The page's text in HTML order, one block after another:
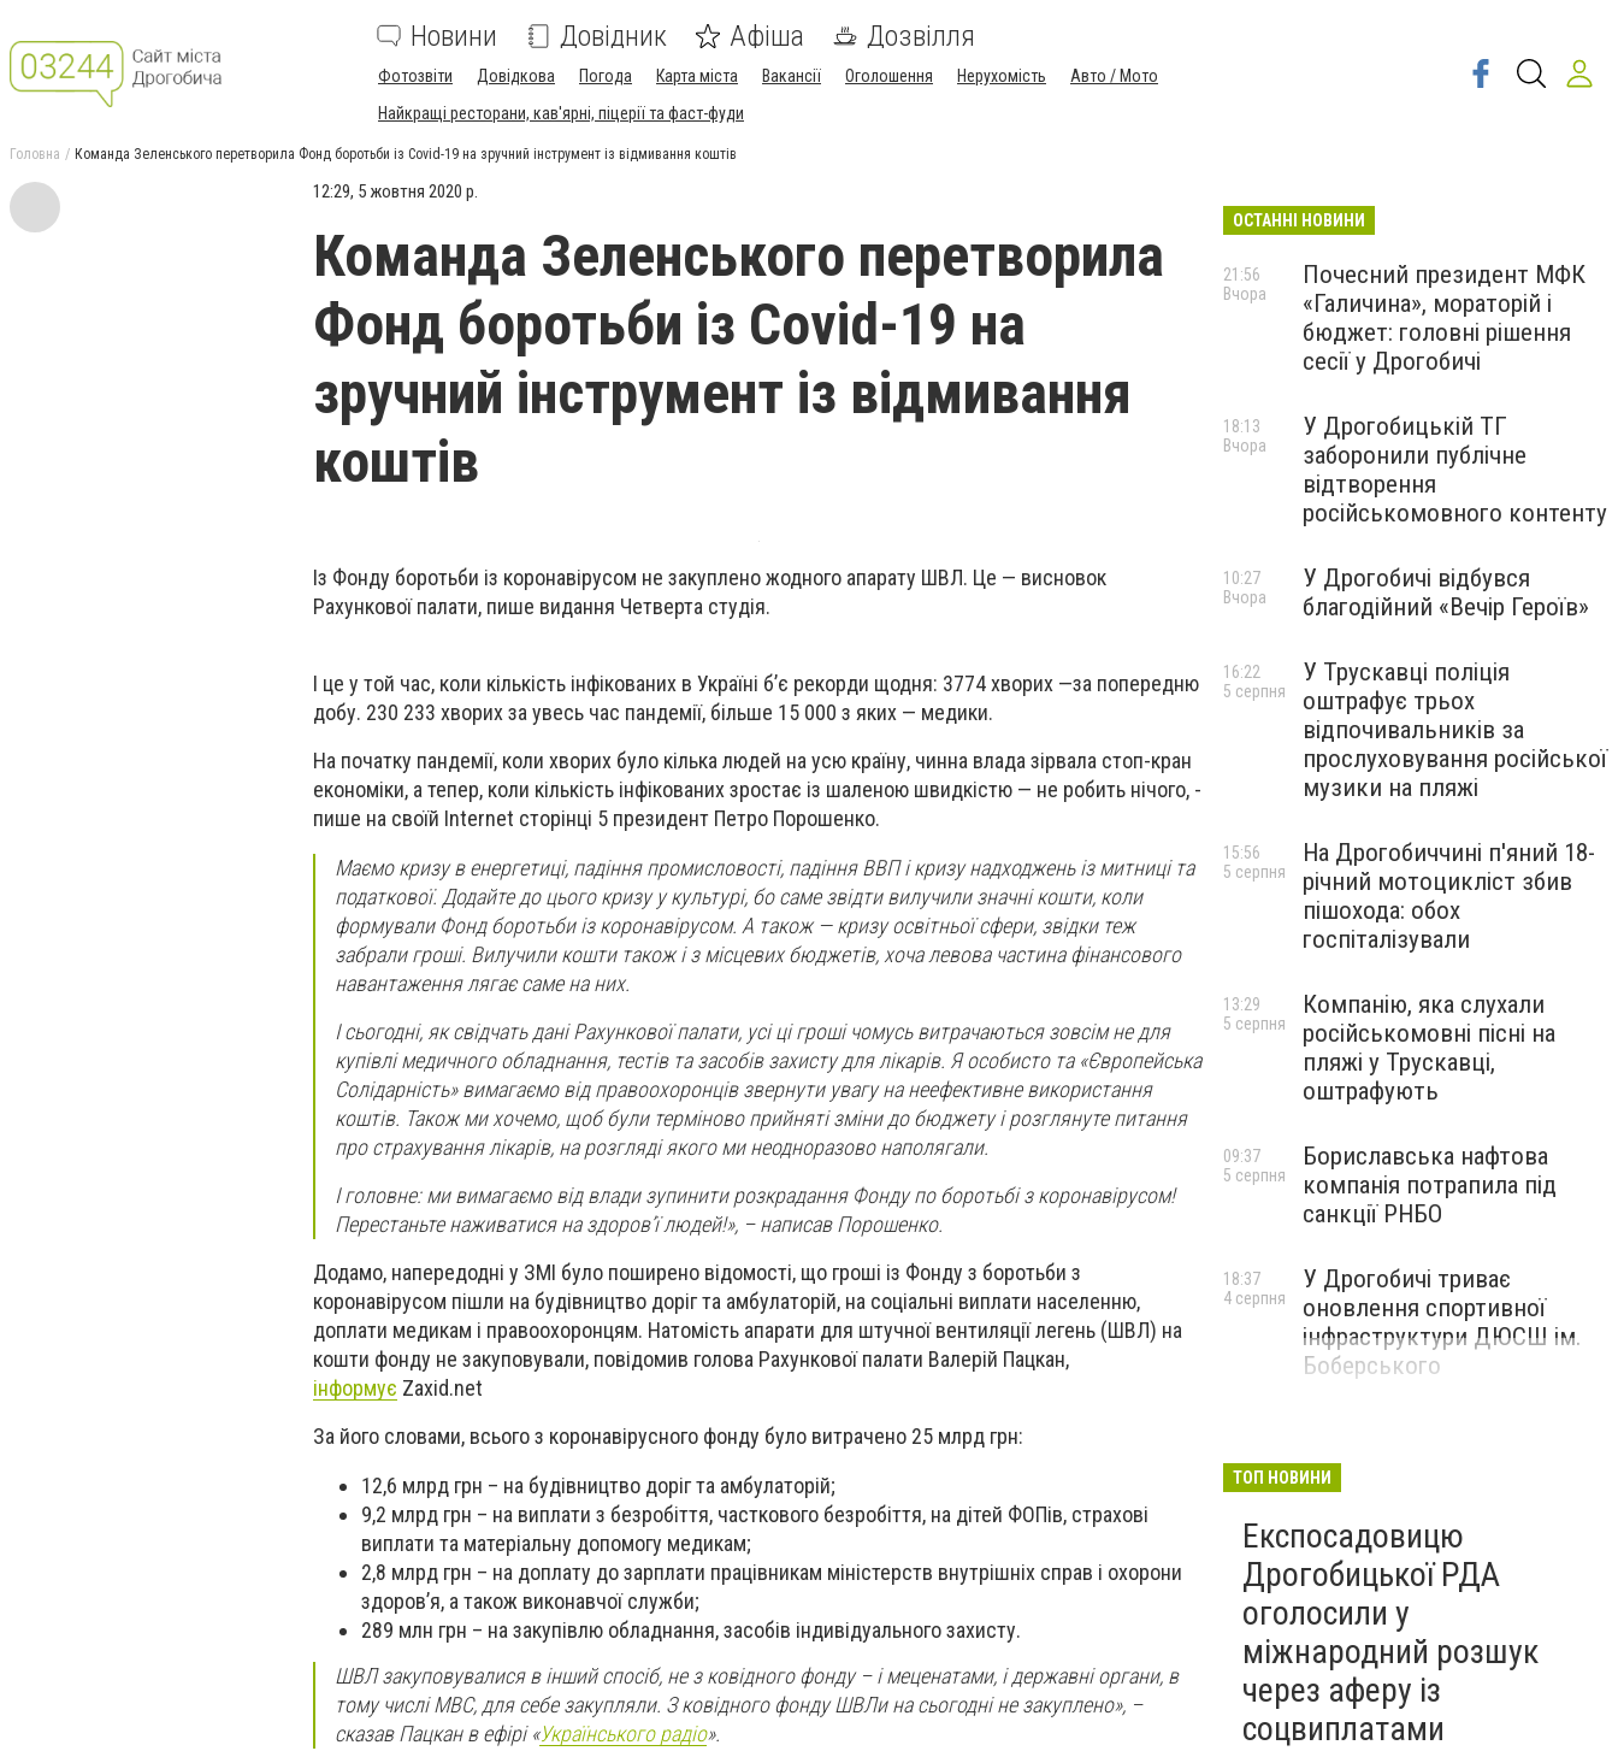
Новини Довідник Афіша Дозвілля
Фотозвіти Довідкова Погода Карта міста Вакансії Оголошення Нерухомість
Авто / Мото
Найкращі ресторани, кав'ярні, піцерії та фаст-фуди
Головна Команда Зеленського перетворила Фонд боротьби із Covid-19 на зручний інструмент із відмивання коштів
12:29, 5 жовтня 2020 р.
Команда Зеленського перетворила
Фонд боротьби із Covid-19 на
зручний інструмент із відмивання
коштів
Із Фонду боротьби із коронавірусом не закуплено жодного апарату ШВЛ. Це — висновок
Рахункової палати, пише видання Четверта студія.
І це у той час, коли кількість інфікованих в Україні б’є рекорди щодня: 3774 хворих —за попередню
добу. 230 233 хворих за увесь час пандемії, більше 15 000 з яких — медики.
На початку пандемії, коли хворих було кілька людей на усю країну, чинна влада зірвала стоп-кран
економіки, а тепер, коли кількість інфікованих зростає із шаленою швидкістю — не робить нічого, -
пише на своїй Internet сторінці 5 президент Петро Порошенко.
Маємо кризу в енергетиці, падіння промисловості, падіння ВВП і кризу надходжень із митниці та
податкової. Додайте до цього кризу у культурі, бо саме звідти вилучили значні кошти, коли
формували Фонд боротьби із коронавірусом. А також — кризу освітньої сфери, звідки теж
забрали гроші. Вилучили кошти також і з місцевих бюджетів, хоча левова частина фінансового
навантаження лягає саме на них.
І сьогодні, як свідчать дані Рахункової палати, усі ці гроші чомусь витрачаються зовсім не для
купівлі медичного обладнання, тестів та засобів захисту для лікарів. Я особисто та «Європейська
Солідарність» вимагаємо від правоохоронців звернути увагу на неефективне використання
коштів. Також ми хочемо, щоб були терміново прийняті зміни до бюджету і розглянуте питання
про страхування лікарів, на розгляді якого ми неодноразово наполягали.
І головне: ми вимагаємо від влади зупинити розкрадання Фонду по боротьбі з коронавірусом!
Перестаньте наживатися на здоров’ї людей!», – написав Порошенко.
Додамо, напередодні у ЗМІ було поширено відомості, що гроші із Фонду з боротьби з
коронавірусом пішли на будівництво доріг та амбулаторій, на соціальні виплати населенню,
доплати медикам і правоохоронцям. Натомість апарати для штучної вентиляції легень (ШВЛ) на
кошти фонду не закуповували, повідомив голова Рахункової палати Валерій Пацкан,
інформує Zaxid.net
За його словами, всього з коронавірусного фонду було витрачено 25 млрд грн:
12,6 млрд грн – на будівництво доріг та амбулаторій;
9,2 млрд грн – на виплати з безробіття, часткового безробіття, на дітей ФОПів, страхові
виплати та матеріальну допомогу медикам;
2,8 млрд грн – на доплату до зарплати працівникам міністерств внутрішніх справ і охорони
здоров’я, а також виконавчої служби;
289 млн грн – на закупівлю обладнання, засобів індивідуального захисту.
ШВЛ закуповувалися в інший спосіб, не з ковідного фонду – і меценатами, і державні органи, в
тому числі МВС, для себе закупляли. З ковідного фонду ШВЛи на сьогодні не закуплено», –
сказав Пацкан в ефірі «Українського радіо».
ОСТАННІ НОВИНИ
Почесний президент МФК
«Галичина», мораторій і
бюджет: головні рішення
сесії у Дрогобичі
21:56
Вчора
У Дрогобицькій ТГ
заборонили публічне
відтворення
російськомовного контенту
18:13
Вчора
У Дрогобичі відбувся
благодійний «Вечір Героїв»
10:27
Вчора
У Трускавці поліція
оштрафує трьох
відпочивальників за
прослуховування російської
музики на пляжі
16:22
5 серпня
На Дрогобиччині п'яний 18-
річний мотоцикліст збив
пішохода: обох
госпіталізували
15:56
5 серпня
Компанію, яка слухали
російськомовні пісні на
пляжі у Трускавці,
оштрафують
13:29
5 серпня
Бориславська нафтова
компанія потрапила під
санкції РНБО
09:37
5 серпня
У Дрогобичі триває
оновлення спортивної
інфраструктури ДЮСШ ім.
Боберського
18:37
4 серпня
ТОП НОВИНИ
Експосадовицю
Дрогобицької РДА
оголосили у
міжнародний розшук
через аферу із
соцвиплатами